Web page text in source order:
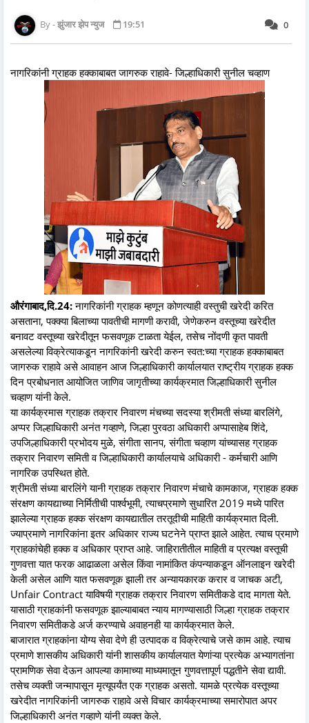
0
झुंजार झेप न्युज 19:51
नागरिकांनी ग्राहक हक्काबाबत जागरुक राहावे- जिल्हाधिकारी सुनील चव्हाण
औरंगाबाद,दि.24:नागरिकांनी ग्राहक म्हणून कोणत्याही वस्तुची खरेदी करित
असताना, पक्क्या बिलाच्या पावतीची मागणी करावी, जेणेकरुन वस्तूच्या खरेदीत
बनावट वस्तूच्या खरेदीतून फसवणूक टाळता येईल, तसेच नोंदणी कृत पावती
असलेल्या विक्रेत्याकडून नागरिकांनी खरेदी करुन स्वत:च्या ग्राहक हक्काबाबत
जागरुक राहावे असे आवाहन आज जिल्हाधिकारी कार्यालयात राष्ट्रीय ग्राहक हक्क
दिन प्रबोधनात आयोजित जाणिव जागृतीच्या कार्यक्रमात जिल्हाधिकारी सुनील
चव्हाण यांनी केले.
या कार्यक्रमास ग्राहक तक्रार निवारण मंचच्या सदस्या श्रीमती संध्या बारलिंगे,
अप्पर जिल्हाधिकारी अनंत गव्हाणे, जिल्हा पुरवठा अधिकारी अप्पासाहेब शिंदे,
उपजिल्हाधिकारी प्रभोदय मुळे, संगीता सानप, संगीता चव्हाण यांच्यासह ग्राहक
तक्रार निवारण समिती व जिल्हाधिकारी कार्यालयाचे अधिकारी - कर्मचारी आणि
नागरिक उपस्थित होते.
श्रीमती संध्या बारलिंगे यानी ग्राहक तक्रार निवारण मंचाचे कामकाज, ग्राहक हक्क
संरक्षण कायद्याच्या निर्मितीची पार्श्वभूमी, त्याचप्रमाणे सुधारित 2019 मध्ये पारित
झालेल्या ग्राहक हक्क संरक्षण कायद्यातील तरतूदीची माहिती कार्यक्रमात दिली.
ज्याप्रमाणे नागरिकांना इतर अधिकार राज्य घटनेने प्राप्त झाले आहेत. त्याच प्रमाणे
ग्राहकांचेही हक्क व अधिकार प्राप्त आहे. जाहिरातीतील माहिती व प्रत्यक्ष वस्तूची
गुणवत्ता यात फरक आढाळला असेल किंवा नामांकित कंपन्याकडून ऑनलाइन खरेदी
केली असेल आणि यात फसवणूक झाली तर अन्यायकारक करार व जाचक अटी,
Unfair Contract याविषयी ग्राहक तक्रार निवारण समितीकडे दाद मागता येते.
यासाठी ग्राहकांनी फसवणूक झाल्याबाबत न्याय मागण्यासाठी जिल्हा ग्राहक तक्रार
निवारण समितीकडे अर्ज करण्याचे अवाहनही या कार्यक्रमात केले.
बाजारात ग्राहकांना योग्य सेवा देणे ही उत्पादक व विक्रेत्याचे जसे काम आहे. त्याच
प्रमाणे शासकीय अधिकारी यांनी शासकीय कार्यालयात येणांऱ्या प्रत्येक अभ्यागतांना
प्रामणिक सेवा देऊन आपल्या कामाच्या माध्यमातून गुणवत्तापूर्ण पद्धतीने सेवा द्यावी.
तसेच व्यक्ती जन्मापासून मृत्यूपर्यंत एक ग्राहक असतो. यामळे प्रत्येक वस्तूच्या
खरेदीत नागरिकांनी जागरुक राहावे असे विचार कार्यक्रमाच्या समारोपात अपर
जिल्हाधिकारी अनंत गव्हाणे यांनी व्यक्त केले.